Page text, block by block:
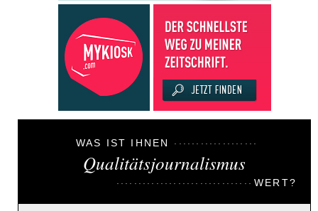
WAS IST IHNEN
Qualitätsjournalismus
WERT?